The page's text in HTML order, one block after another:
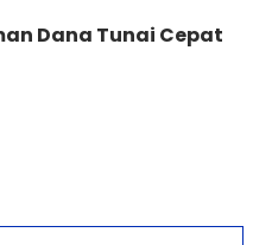
Dana Tunai Cepat